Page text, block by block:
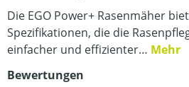
Die EGO Power+ Rasenmäher
Spezifikationen, die die
einfacher und effizienter… Mehr
Bewertungen